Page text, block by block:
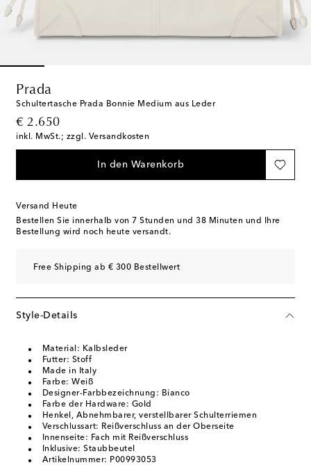
Prada
Schultertasche Prada Bonnie Medium aus Leder
€ 2.650
original price
inkl. MwSt.; zzgl. Versandkosten
In den Warenkorb
Versand Heute
Bestellen Sie innerhalb von 7 Stunden und 38 Minuten und Ihre
Bestellung wird noch heute versandt.
Free Shipping ab € 300 Bestellwert
Style-Details
Material: Kalbsleder
Futter: Stoff
Made in Italy
Farbe: Weiß
Designer-Farbbezeichnung: Bianco
Farbe der Hardware: Gold
Henkel, Abnehmbarer, verstellbarer Schulterriemen
Verschlussart: Reißverschluss an der Oberseite
Innenseite: Fach mit Reißverschluss
Inklusive: Staubbeutel
Artikelnummer: P00993053